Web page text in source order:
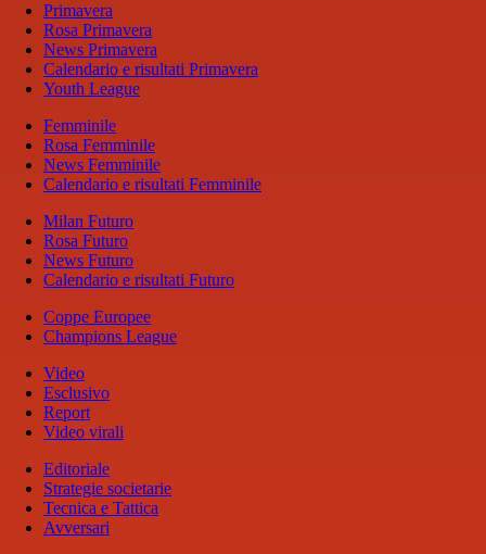
Primavera
Rosa Primavera
News Primavera
Calendario e risultati Primavera
Youth League
Femminile
Rosa Femminile
News Femminile
Calendario e risultati Femminile
Milan Futuro
Rosa Futuro
News Futuro
Calendario e risultati Futuro
Coppe Europee
Champions League
Video
Esclusivo
Report
Video virali
Editoriale
Strategie societarie
Tecnica e Tattica
Avversari